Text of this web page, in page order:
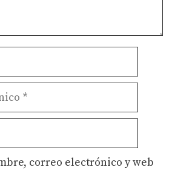
correo electrónico y web